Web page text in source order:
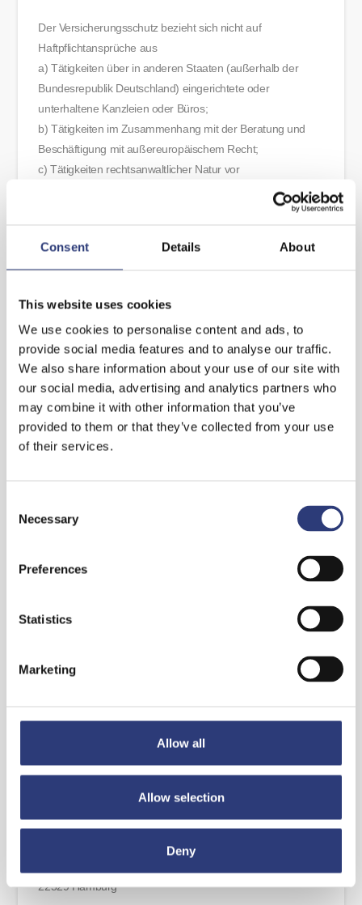
Consent Details About
This website uses cookies
We use cookies to personalise content and ads, to
provide social media features and to analyse our traffic.
We also share information about your use of our site with
our social media, advertising and analytics partners who
may combine it with other information that you’ve
provided to them or that they’ve collected from your use
of their services.
Selection
Necessary
Preferences
Statistics
Marketing
Allow all
Allow selection
Deny
Der Versicherungsschutz bezieht sich nicht auf
Haftpflichtansprüche aus
a) Tätigkeiten über in anderen Staaten (außerhalb der
Bundesrepublik Deutschland) eingerichtete oder
unterhaltene Kanzleien oder Büros;
b) Tätigkeiten im Zusammenhang mit der Beratung und
Beschäftigung mit außereuropäischem Recht;
c) Tätigkeiten rechtsanwaltlicher Natur vor
Streitbeilegung:
Bei Streitigkeiten zwischen Rechtsanwälten und ihren
Auftraggebern besteht die Möglichkeit der
außergerichtlichen Streitschlichtung bei der
Schlichtungsstelle der Rechtsanwaltschaft, Rauchstraße 26
in 10787 Berlin, www.s-d-r.org.
Praxisrecht - Dr. Fürstenberg & Partner – Rechtsanwälte
der Schlichtungsstelle der Rechtsanwaltschaft oder bei der
zuständigen Rechtsanwaltskammer teilzunehmen.
Redaktionelle Angaben auf dieser Homepage erfolgen zu
nicht Schäden aus der Verletzung des Lebens, des Körpers
oder der Gesundheit berührt sind.
Herausgeber und verantwortlich im Sinne des Presserechts
(ViSdP):
Praxisrecht - Dr. Fürstenberg & Partner - Rechtsanwälte
22529 Hamburg